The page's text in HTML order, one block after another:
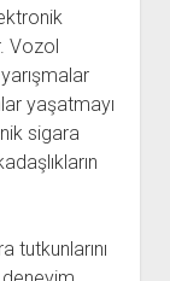
Vozol
yaşatmayı
sigara
tutkunlarını